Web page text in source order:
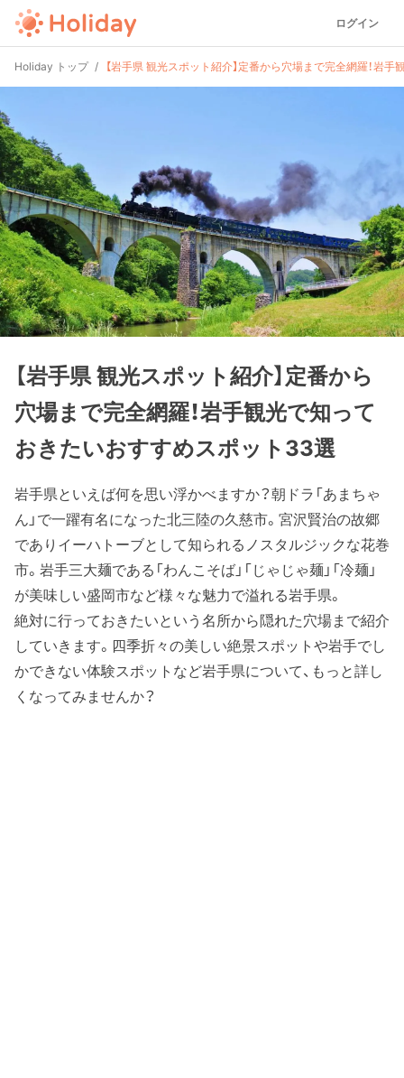
ログイン
Holiday トップ 【岩手県 観光スポット紹介】定番から穴場まで完全網羅！岩
【岩手県 観光スポット紹介】定番から
穴場まで完全網羅！岩手観光で知って
おきたいおすすめスポット33選
岩手県といえば何を思い浮かべますか？朝ドラ「あまちゃ
ん」で一躍有名になった北三陸の久慈市。宮沢賢治の故郷
でありイーハトーブとして知られるノスタルジックな花巻
市。岩手三大麺である「わんこそば」「じゃじゃ麺」「冷麺」
が美味しい盛岡市など様々な魅力で溢れる岩手県。
絶対に行っておきたいという名所から隠れた穴場まで紹介
していきます。四季折々の美しい絶景スポットや岩手でし
かできない体験スポットなど岩手県について、もっと詳し
くなってみませんか？